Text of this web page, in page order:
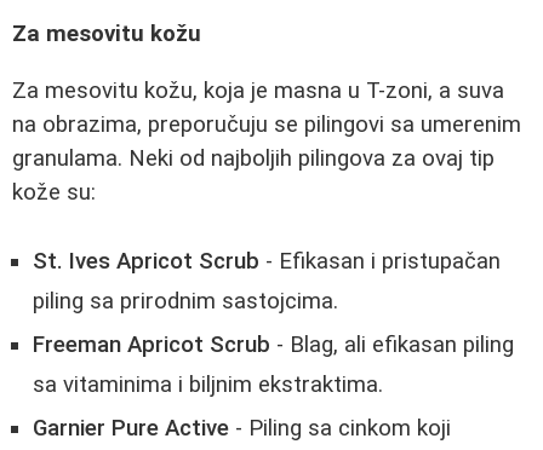
Za mesovitu kožu
Za mesovitu kožu, koja je masna u T-zoni, a suva
na obrazima, preporučuju se pilingovi sa umerenim
granulama. Neki od najboljih pilingova za ovaj tip
kože su:
St. Ives Apricot Scrub - Efikasan i pristupačan
piling sa prirodnim sastojcima.
Freeman Apricot Scrub - Blag, ali efikasan piling
sa vitaminima i biljnim ekstraktima.
Garnier Pure Active - Piling sa cinkom koji